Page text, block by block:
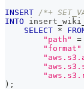
INSERT /*+
INTO
SELECT *
"path"
=
"format"
) ;